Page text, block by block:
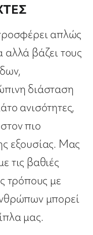
απλώς
αλλά βάζει τους
διάσταση
ανισότητες,
πιο
εξουσίας. Μας
τις βαθιές
τρόπους με
μπορεί
μας.